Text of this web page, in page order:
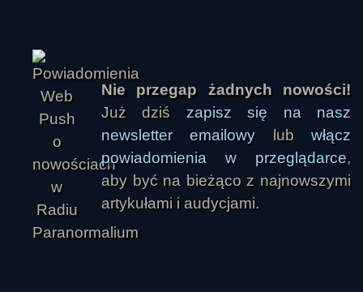
Nie przegap żadnych nowości!
Już dziś zapisz się na nasz
newsletter emailowy lubwłącz
powiadomienia w przeglądarce,
aby być na bieżąco z najnowszymi
artykułami i audycjami.